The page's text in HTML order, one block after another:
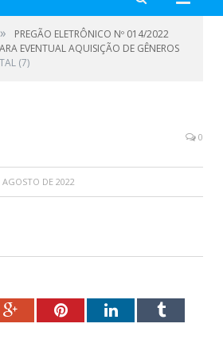
»
PREGÃO ELETRÔNICO Nº 014/2022
EVENTUAL AQUISIÇÃO DE GÊNEROS
(7)
0
AGOSTO DE 2022
Google+PinterestLinkedInTumblr